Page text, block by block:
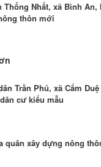
Thống Nhất, xã Bình An,
thôn mới
Trần Phú, xã Cẩm
cư kiểu mẫu
quân xây dựng nông